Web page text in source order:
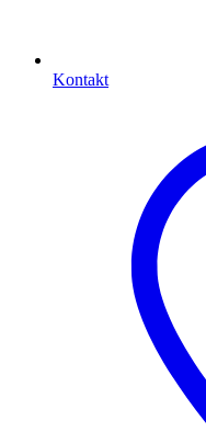
Kontakt